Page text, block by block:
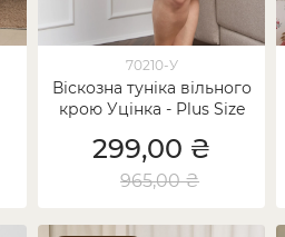
70210-У
Віскозна туніка вільного
крою Уцінка - Plus Size
299,00 ₴
965,00 ₴